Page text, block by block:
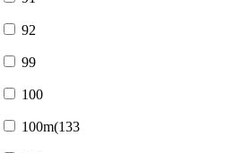
92
99
100
100m(133